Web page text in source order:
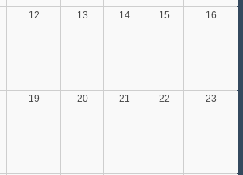
12 13 14 15 16
19 20 21 22 23